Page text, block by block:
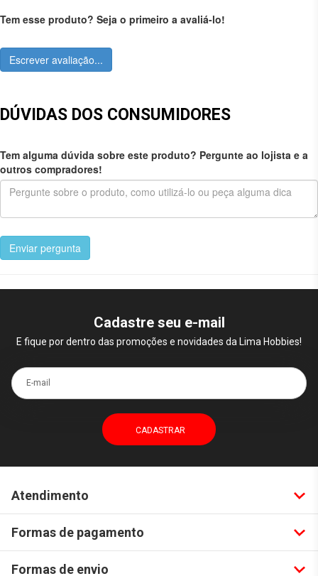
Tem esse produto? Seja o primeiro a avaliá-lo!
Escrever avaliação...
DÚVIDAS DOS CONSUMIDORES
Tem alguma dúvida sobre este produto? Pergunte ao lojista e a
outros compradores!
Enviar pergunta
Cadastre seu e-mail
E fique por dentro das promoções e novidades da Lima Hobbies!
E-mail
Atendimento
Formas de pagamento
Formas de envio